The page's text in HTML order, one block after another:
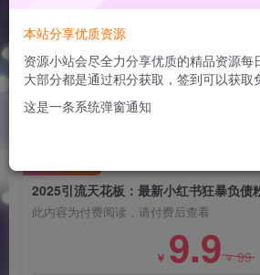
2025引流天花板：最新小红书狂
咨询接不断，当日入多张
1年前更新
此内容为付费阅读，请付费后查看
￥ 9.9￥99
本站分享优质资源
资源小站会尽全力分享优质的精品资源每
大部分都是通过积分获取，签到可以获取
这是一条系统弹窗通知